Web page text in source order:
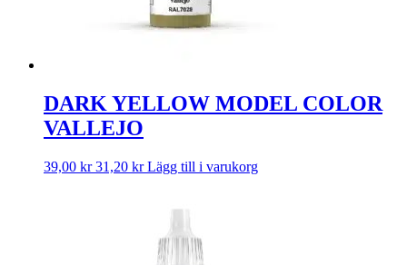
DARK YELLOW MODEL COLOR
VALLEJO
39,00 kr 31,20 kr Lägg till i varukorg